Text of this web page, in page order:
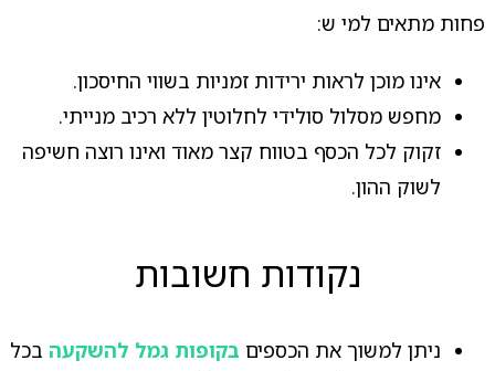
פחות מתאים למי ש:
אינו מוכן לראות ירידות זמניות בשווי החיסכון.
מחפש מסלול סולידי לחלוטין ללא רכיב מנייתי.
זקוק לכל הכסף בטווח קצר מאוד ואינו רוצה חשיפה
לשוק ההון.
נקודות חשובות
ניתן למשוך את הכספים בקופות גמל להשקעהבכל